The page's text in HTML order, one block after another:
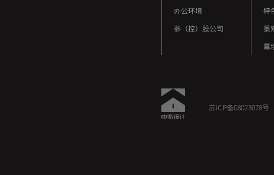
办公环境
参（控）股公司
特
景
幕
苏ICP备08023078号